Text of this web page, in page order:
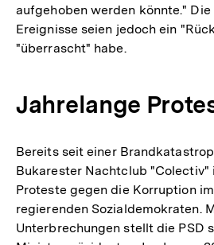
aufgehoben werden könnte."
Ereignisse seien jedoch ein
"überrascht" habe.
Jahrelange
Bereits seit einer
Bukarester Nachtclub "Colectiv"
Proteste gegen die Korruption
regierenden Sozialdemokraten.
Unterbrechungen stellt die PSD